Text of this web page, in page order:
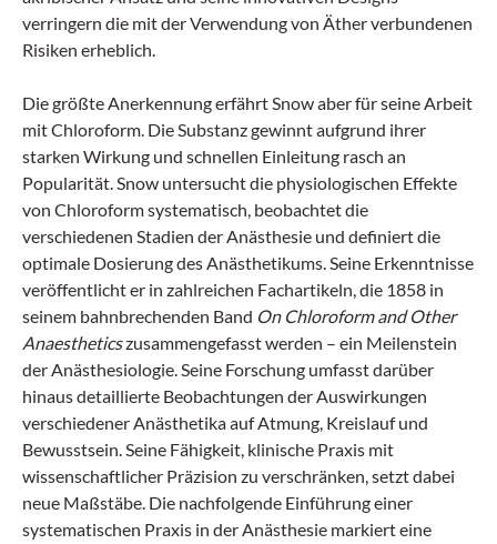
verringern die mit der Verwendung von Äther verbundenen
Risiken erheblich.
Die größte Anerkennung erfährt Snow aber für seine Arbeit
mit Chloroform. Die Substanz gewinnt aufgrund ihrer
starken Wirkung und schnellen Einleitung rasch an
Popularität. Snow untersucht die physiologischen Effekte
von Chloroform systematisch, beobachtet die
verschiedenen Stadien der Anästhesie und definiert die
optimale Dosierung des Anästhetikums. Seine Erkenntnisse
veröffentlicht er in zahlreichen Fachartikeln, die 1858 in
seinem bahnbrechenden Band On Chloroform and Other
Anaestheticszusammengefasst werden – ein Meilenstein
der Anästhesiologie. Seine Forschung umfasst darüber
hinaus detaillierte Beobachtungen der Auswirkungen
verschiedener Anästhetika auf Atmung, Kreislauf und
Bewusstsein. Seine Fähigkeit, klinische Praxis mit
wissenschaftlicher Präzision zu verschränken, setzt dabei
neue Maßstäbe. Die nachfolgende Einführung einer
systematischen Praxis in der Anästhesie markiert eine